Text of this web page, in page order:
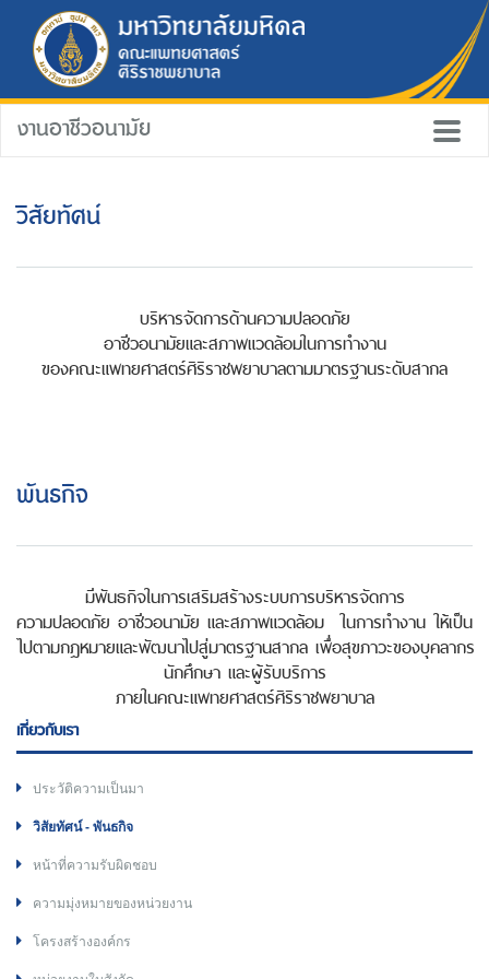
งานอาชีวอนามัย
วิสัยทัศน์
บริหารจัดการด้านความปลอดภัย
อาชีวอนามัยและสภาพแวดล้อมในการทำงาน
ของคณะแพทยศาสตร์ศิริราชพยาบาลตามมาตรฐานระดับสากล
พันธกิจ
มีพันธกิจในการเสริมสร้างระบบการบริหารจัดการ
ความปลอดภัย อาชีวอนามัย และสภาพแวดล้อม ในการทำงาน ให้เป็น
ไปตามกฎหมายและพัฒนาไปสู่มาตรฐานสากล เพื่อสุขภาวะของบุคลากร
นักศึกษา และผู้รับบริการ
ภายในคณะแพทยศาสตร์ศิริราชพยาบาล
เกี่ยวกับเรา
ประวัติความเป็นมา
วิสัยทัศน์ - พันธกิจ
หน้าที่ความรับผิดชอบ
ความมุ่งหมายของหน่วยงาน
โครงสร้างองค์กร